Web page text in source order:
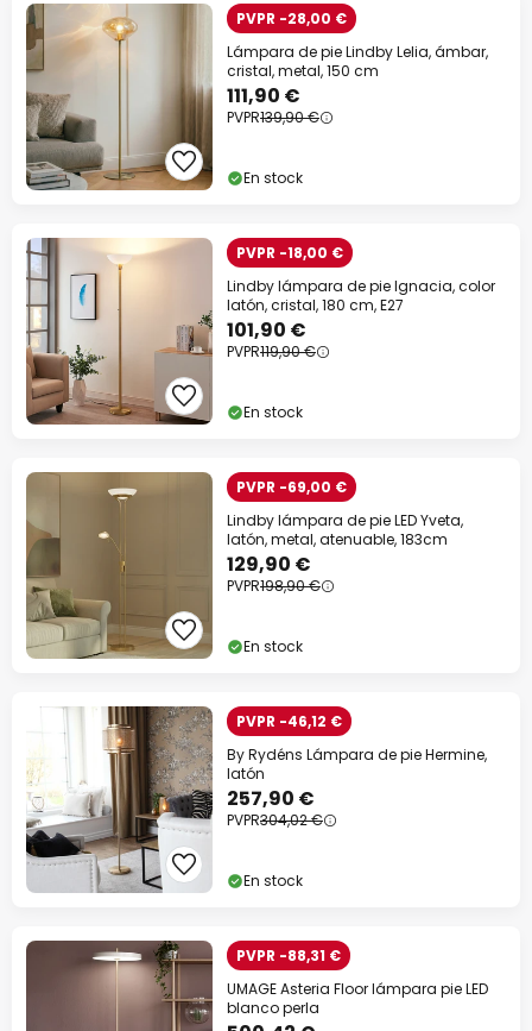
PVPR -28,00 €
Lámpara de pie Lindby Lelia, ámbar,
cristal, metal, 150 cm
111,90 €
PVPR139,90 €
En stock
PVPR -18,00 €
Lindby lámpara de pie Ignacia, color
latón, cristal, 180 cm, E27
101,90 €
PVPR119,90 €
En stock
PVPR -69,00 €
Lindby lámpara de pie LED Yveta,
latón, metal, atenuable, 183cm
129,90 €
PVPR198,90 €
En stock
PVPR -46,12 €
By Rydéns Lámpara de pie Hermine,
latón
257,90 €
PVPR304,02 €
En stock
PVPR -88,31 €
UMAGE Asteria Floor lámpara pie LED
blanco perla